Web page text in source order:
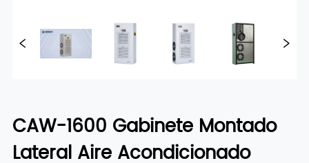
CAW-1600 Gabinete Montado
Lateral Aire Acondicionado